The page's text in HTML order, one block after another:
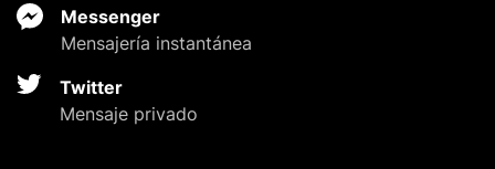
Messenger
Mensajería instantánea
Twitter
Mensaje privado